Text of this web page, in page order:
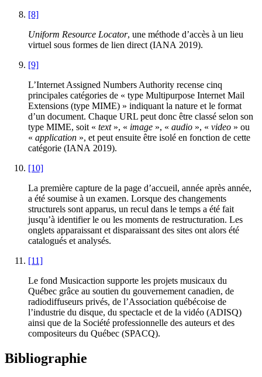
[8]
Uniform Resource Locator, une méthode d’accès à un lieu
virtuel sous formes de lien direct (IANA 2019).
[9]
L’Internet Assigned Numbers Authority recense cinq
principales catégories de « type Multipurpose Internet Mail
Extensions (type MIME) » indiquant la nature et le format
d’un document. Chaque URL peut donc être classé selon son
type MIME, soit « text», « image », « audio », « video » ou
« application », et peut ensuite être isolé en fonction de cette
catégorie (IANA 2019).
[10]
La première capture de la page d’accueil, année après année,
a été soumise à un examen. Lorsque des changements
structurels sont apparus, un recul dans le temps a été fait
jusqu’à identifier le ou les moments de restructuration. Les
onglets apparaissant et disparaissant des sites ont alors été
catalogués et analysés.
[11]
Le fond Musicaction supporte les projets musicaux du
Québec grâce au soutien du gouvernement canadien, de
radiodiffuseurs privés, de l’Association québécoise de
l’industrie du disque, du spectacle et de la vidéo (ADISQ)
ainsi que de la Société professionnelle des auteurs et des
compositeurs du Québec (SPACQ).
Bibliographie